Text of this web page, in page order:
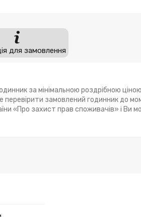
для замовлення
за мінімальною роздрібною
замовлений годинник до
«Про захист прав споживачів» і Ви